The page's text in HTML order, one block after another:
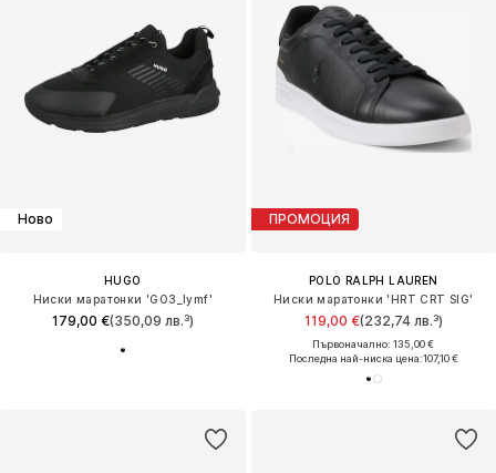
Ново
HUGO
Ниски маратонки 'GO3_lymf'
179,00 €(350,09 лв.³)
ПРОМОЦИЯ
POLO RALPH LAUREN
Ниски маратонки 'HRT CRT SIG'
119,00 €(232,74 лв.³)
Първоначално: 135,00 €
Последна най-ниска цена:107,10 €